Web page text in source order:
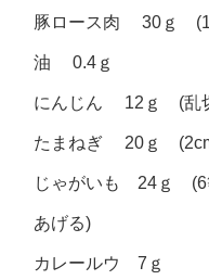
豚ロース肉 30ｇ (1
油 0.4ｇ
にんじん 12ｇ (乱
たまねぎ 20ｇ
じゃがいも 24ｇ (6
あげる)
カレールウ 7ｇ